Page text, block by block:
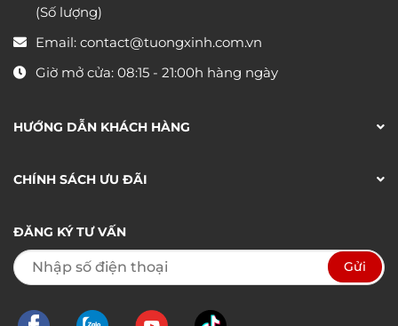
(Số lượng)
Email: contact@tuongxinh.com.vn
Giờ mở cửa: 08:15 - 21:00h hàng ngày
HƯỚNG DẪN KHÁCH HÀNG
CHÍNH SÁCH ƯU ĐÃI
ĐĂNG KÝ TƯ VẤN